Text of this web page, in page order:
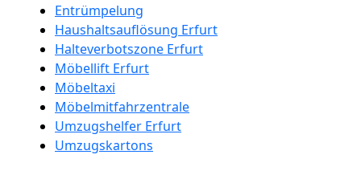
Entrümpelung
Haushaltsauflösung Erfurt
Halteverbotszone Erfurt
Möbellift Erfurt
Möbeltaxi
Möbelmitfahrzentrale
Umzugshelfer Erfurt
Umzugskartons